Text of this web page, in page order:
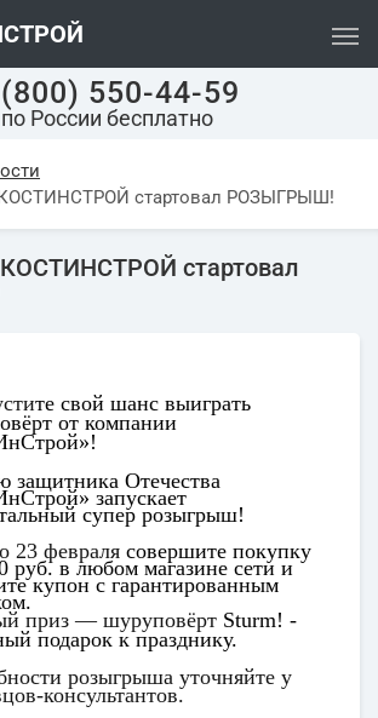
550-44-59
по России бесплатно
КОСТИНСТРОЙ стартовал РОЗЫГРЫШ!
КОСТИНСТРОЙ стартовал
те свой шанс выиграть
от компании
защитника Отечества
запускает
супер розыгрыш!
23 февраля совершите покупку
руб. в любом магазине сети и
купон с гарантированным
приз — шуруповёрт Sturm! -
подарок к празднику.
розыгрыша уточняйте у
консультантов.